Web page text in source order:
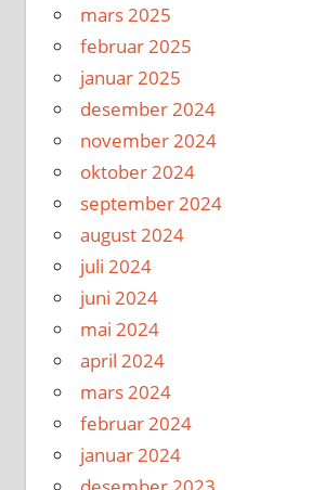
mars 2025
februar 2025
januar 2025
desember 2024
november 2024
oktober 2024
september 2024
august 2024
juli 2024
juni 2024
mai 2024
april 2024
mars 2024
februar 2024
januar 2024